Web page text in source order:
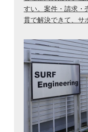
すい。案件・請求・
貫で解決できて、サ